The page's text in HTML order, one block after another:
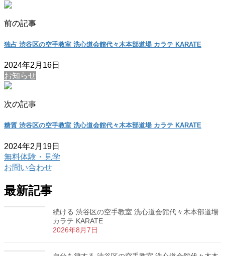
前の記事
独占 渋谷区の空手教室 洗心道会館代々木本部道場 カラテ KARATE
2024年2月16日
お知らせ
次の記事
糖質 渋谷区の空手教室 洗心道会館代々木本部道場 カラテ KARATE
2024年2月19日
無料体験・見学
お問い合わせ
最新記事
続ける 渋谷区の空手教室 洗心道会館代々木本部道場
カラテ KARATE
2026年8月7日